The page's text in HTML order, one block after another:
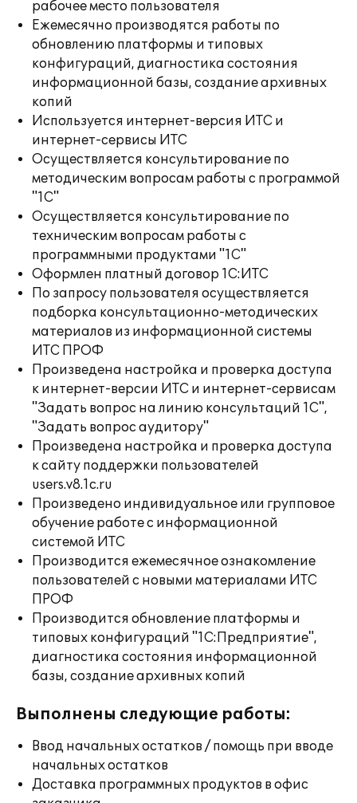
рабочее место пользователя
Ежемесячно производятся работы по
обновлению платформы и типовых
конфигураций, диагностика состояния
информационной базы, создание архивных
копий
Используется интернет-версия ИТС и
интернет-сервисы ИТС
Осуществляется консультирование по
методическим вопросам работы с программой
"1С"
Осуществляется консультирование по
техническим вопросам работы с
программными продуктами "1С"
Оформлен платный договор 1С:ИТС
По запросу пользователя осуществляется
подборка консультационно-методических
материалов из информационной системы
ИТС ПРОФ
Произведена настройка и проверка доступа
к интернет-версии ИТС и интернет-сервисам
"Задать вопрос на линию консультаций 1С",
"Задать вопрос аудитору"
Произведена настройка и проверка доступа
к сайту поддержки пользователей
users.v8.1c.ru
Произведено индивидуальное или групповое
обучение работе с информационной
системой ИТС
Производится ежемесячное ознакомление
пользователей с новыми материалами ИТС
ПРОФ
Производится обновление платформы и
типовых конфигураций "1С:Предприятие",
диагностика состояния информационной
базы, создание архивных копий
Выполнены следующие работы:
Ввод начальных остатков / помощь при вводе
начальных остатков
Доставка программных продуктов в офис